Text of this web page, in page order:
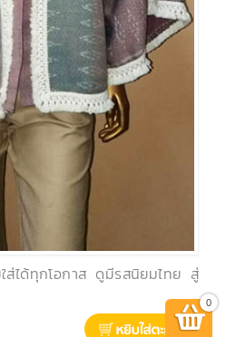
ส่ได้ทุกโอกาส ดูมีรสนิยมไทย สู่
0